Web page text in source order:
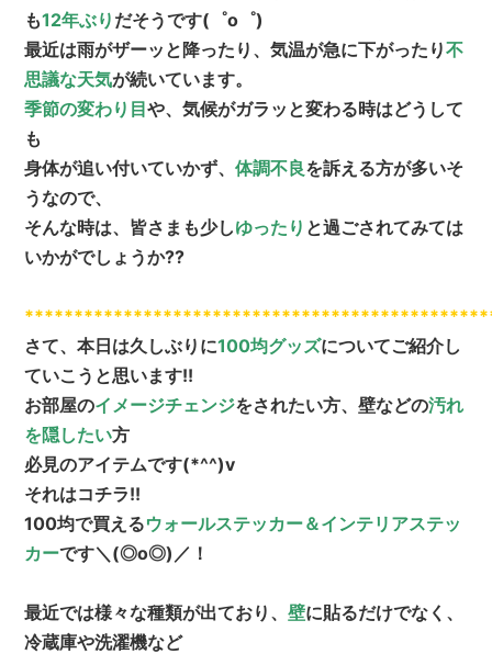
も12年ぶり だそうです(゜o゜)
最近は雨がザーッと降ったり、気温が急に下がったり不
思議な天気が続いています。
季節の変わり目や、気候がガラッと変わる時はどうして
も
身体が追い付いていかず、体調不良を訴える方が多いそ
うなので、
そんな時は、皆さまも少しゆったり と過ごされてみては
いかがでしょうか??
さて、本日は久しぶりに100均グッズについてご紹介し
ていこうと思います!!
お部屋のイメージチェンジをされたい方、壁などの汚れ
を隠したい方
必見のアイテムです(*^^)v
それはコチラ!!
100均で買えるウォールステッカー＆インテリアステッ
カーです＼(◎o◎)／！
最近では様々な種類が出ており、壁に貼るだけでなく、
冷蔵庫や洗濯機など